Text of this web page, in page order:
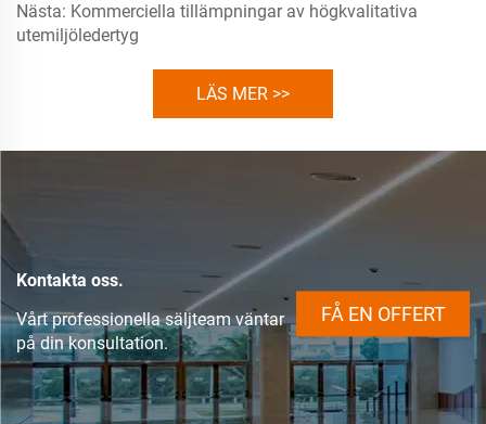
Nästa: Kommerciella tillämpningar av högkvalitativa
utemiljöledertyg
LÄS MER >>
Kontakta oss.
Vårt professionella säljteam väntar
på din konsultation.
FÅ EN OFFERT